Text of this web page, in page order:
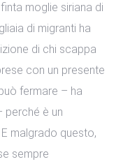
moglie siriana di
di migranti ha
di chi scappa
con un presente
fermare – ha
perché è un
malgrado questo,
sempre